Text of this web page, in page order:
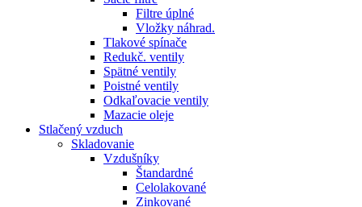
Filtre úplné
Vložky náhrad.
Tlakové spínače
Redukč. ventily
Spätné ventily
Poistné ventily
Odkaľovacie ventily
Mazacie oleje
Stlačený vzduch
Skladovanie
Vzdušníky
Štandardné
Celolakované
Zinkované